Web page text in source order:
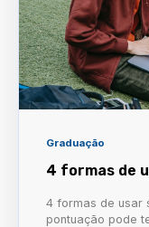
Graduação
4 formas de
4 formas de usar
pontuação pode